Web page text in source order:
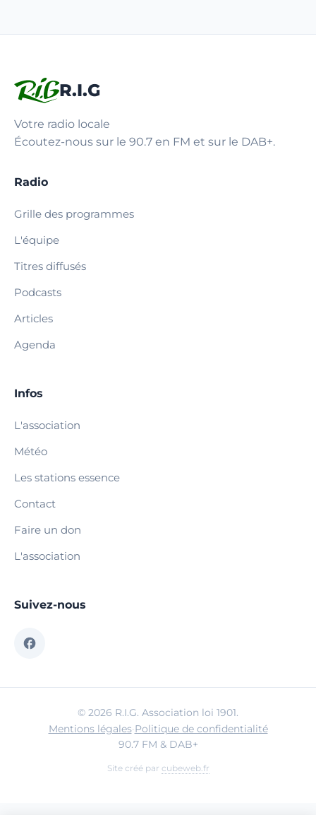
R.I.G
Votre radio locale
Écoutez-nous sur le 90.7 en FM et sur le DAB+.
Radio
Grille des programmes
L'équipe
Titres diffusés
Podcasts
Articles
Agenda
Infos
L'association
Météo
Les stations essence
Contact
Faire un don
L'association
Suivez-nous
© 2026 R.I.G. Association loi 1901.
Mentions légales·Politique de confidentialité
90.7 FM & DAB+
Site créé par cubeweb.fr